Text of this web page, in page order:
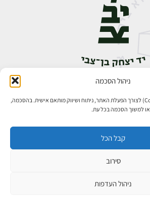
ניהול הסכמה
אנו משתמשים בעוגיות (Cookies) לצורך הפעלת האתר, ניתוח ושיווק מותאם אישית. בהסכמה,
או למשוך הסכמה בכל עת.
קבל הכל
סירוב
ניהול העדפות
רחביה, ירושלים
פיתוח אתרים